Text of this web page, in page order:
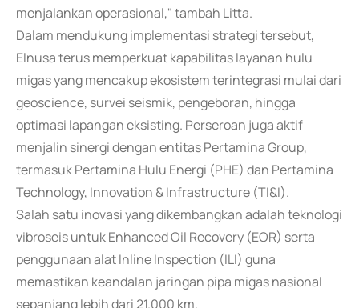
menjalankan operasional," tambah Litta.
Dalam mendukung implementasi strategi tersebut,
Elnusa terus memperkuat kapabilitas layanan hulu
migas yang mencakup ekosistem terintegrasi mulai dari
geoscience, survei seismik, pengeboran, hingga
optimasi lapangan eksisting. Perseroan juga aktif
menjalin sinergi dengan entitas Pertamina Group,
termasuk Pertamina Hulu Energi (PHE) dan Pertamina
Technology, Innovation & Infrastructure (TI&I).
Salah satu inovasi yang dikembangkan adalah teknologi
vibroseis untuk Enhanced Oil Recovery (EOR) serta
penggunaan alat Inline Inspection (ILI) guna
memastikan keandalan jaringan pipa migas nasional
sepanjang lebih dari 21.000 km.